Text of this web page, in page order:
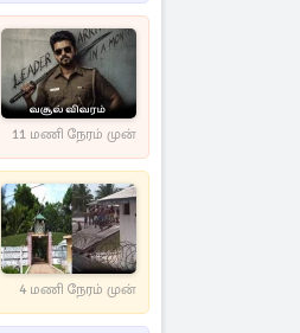
11 மணி நேரம் முன்
4 மணி நேரம் முன்